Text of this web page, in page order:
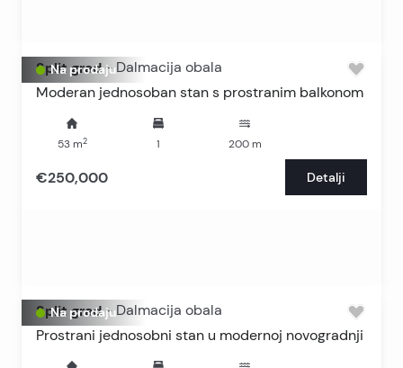
Na prodaju
Split grad - Dalmacija obala
Moderan jednosoban stan s prostranim balkonom
53m2 1 200m
€250,000 Detalji
Na prodaju
Split grad - Dalmacija obala
Prostrani jednosobni stan u modernoj novogradnji